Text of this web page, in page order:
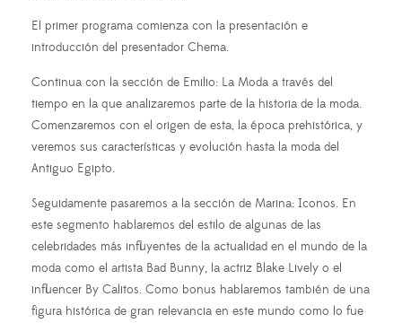
El primer programa comienza con la presentación e
introducción del presentador Chema.
Continua con la sección de Emilio: La Moda a través del
tiempo en la que analizaremos parte de la historia de la moda.
Comenzaremos con el origen de esta, la época prehistórica, y
veremos sus características y evolución hasta la moda del
Antiguo Egipto.
Seguidamente pasaremos a la sección de Marina: Iconos. En
este segmento hablaremos del estilo de algunas de las
celebridades más influyentes de la actualidad en el mundo de la
moda como el artista Bad Bunny, la actriz Blake Lively o el
influencer By Calitos. Como bonus hablaremos también de una
figura histórica de gran relevancia en este mundo como lo fue